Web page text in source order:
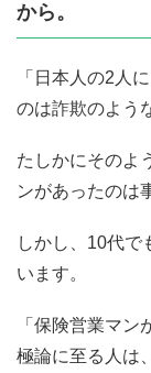
から。
「日本人の2人
のは詐欺のよう
たしかにそのよ
ンがあったのは
しかし、10代で
います。
「保険営業マ
極論に至る人は